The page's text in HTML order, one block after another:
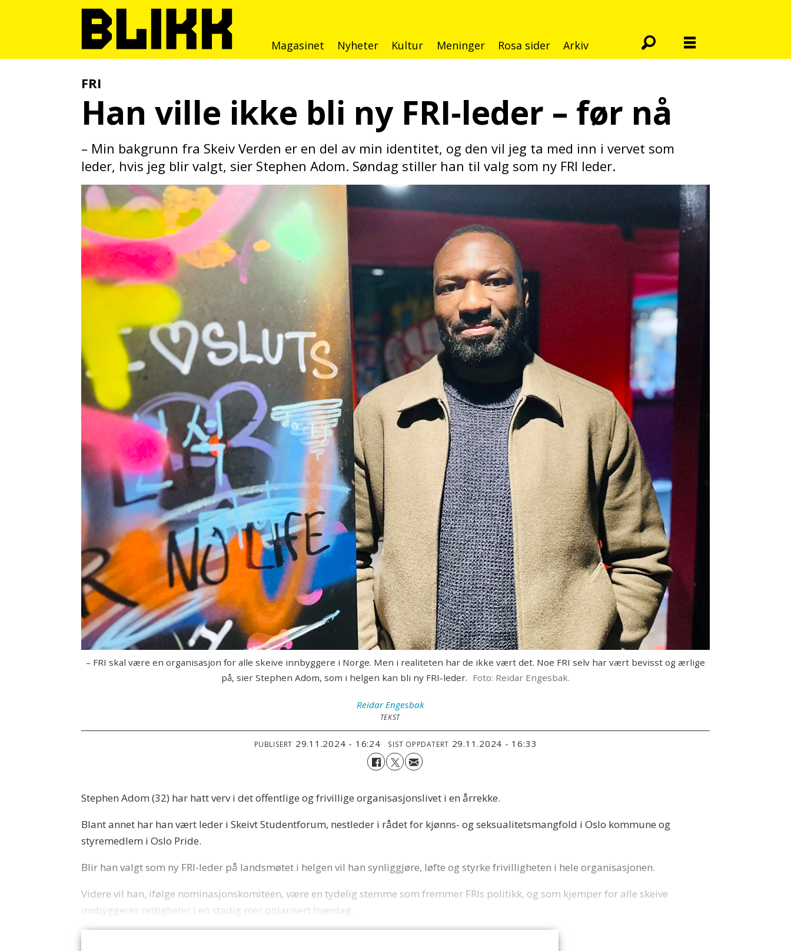
Magasinet Nyheter Kultur Meninger Rosa sider Arkiv
FRI
Han ville ikke bli ny FRI-leder – før nå
– Min bakgrunn fra Skeiv Verden er en del av min identitet, og den vil jeg ta med inn i vervet som
leder, hvis jeg blir valgt, sier Stephen Adom. Søndag stiller han til valg som ny FRI leder.
– FRI skal være en organisasjon for alle skeive innbyggere i Norge. Men i realiteten har de ikke vært det. Noe FRI selv har vært bevisst og ærlige
på, sier Stephen Adom, som i helgen kan bli ny FRI-leder. Foto: Reidar Engesbak.
Reidar Engesbak
TEKST
PUBLISERT 29.11.2024 - 16:24 SIST OPPDATERT 29.11.2024 - 16:33
Stephen Adom (32) har hatt verv i det offentlige og frivillige organisasjonslivet i en årrekke.
Blant annet har han vært leder i Skeivt Studentforum, nestleder i rådet for kjønns- og seksualitetsmangfold i Oslo kommune og
styremedlem i Oslo Pride.
Blir han valgt som ny FRI-leder på landsmøtet i helgen vil han synliggjøre, løfte og styrke frivilligheten i hele organisasjonen.
Videre vil han, ifølge nominasjonskomiteen, være en tydelig stemme som fremmer FRIs politikk, og som kjemper for alle skeive
innbyggeres rettigheter i en stadig mer polarisert hverdag.